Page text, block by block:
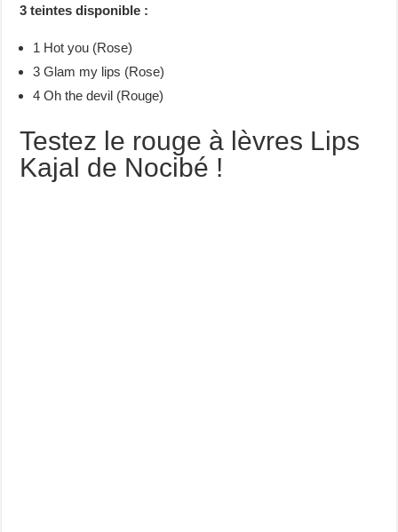
3 teintes disponible :
1 Hot you (Rose)
3 Glam my lips (Rose)
4 Oh the devil (Rouge)
Testez le rouge à lèvres Lips
Kajal de Nocibé !